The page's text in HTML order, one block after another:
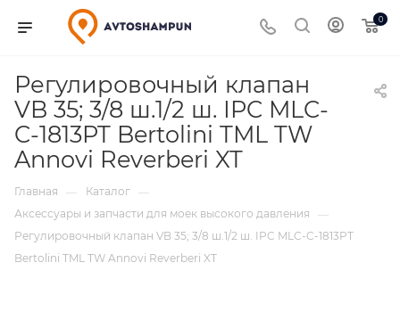
0
Регулировочный клапан
VB 35; 3/8 ш.1/2 ш. IPC MLC-
C-1813PT Bertolini TML TW
Annovi Reverberi XT
Главная — Каталог —
Аксессуары и запчасти для моек высокого давления
—
Регулировочный клапан VB 35; 3/8 ш.1/2 ш. IPC MLC-C-1813PT
Bertolini TML TW Annovi Reverberi XT